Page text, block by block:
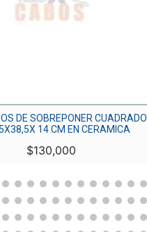
DE SOBREPONER CUADRADO
14 CM EN CERAMICA
$130,000